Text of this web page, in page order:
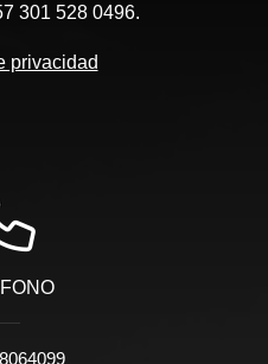
301 528 0496.
privacidad